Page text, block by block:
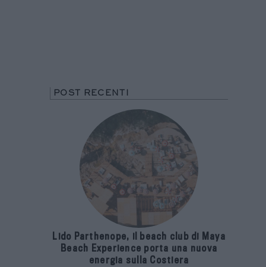
POST RECENTI
Lido Parthenope, il beach club di Maya
Beach Experience porta una nuova
energia sulla Costiera